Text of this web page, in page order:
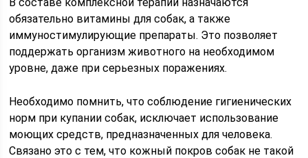
обязательно витамины для собак, а также
иммуностимулирующие препараты. Это позволяет
поддержать организм животного на необходимом
уровне, даже при серьезных поражениях.
Необходимо помнить, что соблюдение гигиенических
норм при купании собак, исключает использование
моющих средств, предназначенных для человека.
Связано это с тем, что кожный покров собак не такой